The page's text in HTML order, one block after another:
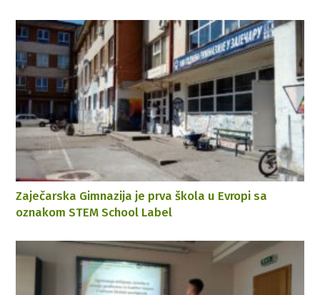
Zaječarska Gimnazija je prva škola u Evropi sa
oznakom STEM School Label